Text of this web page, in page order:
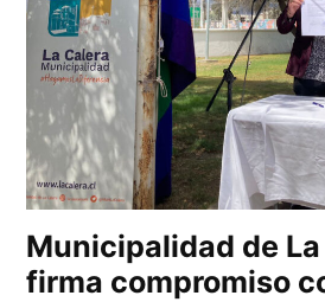
Municipalidad de
firma compromiso